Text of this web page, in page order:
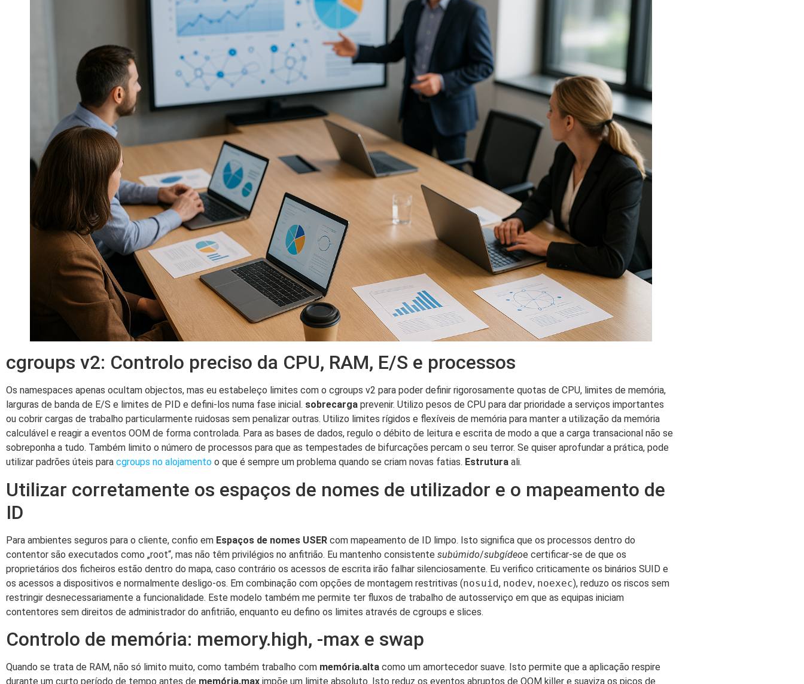
cgroups v2: Controlo preciso da CPU, RAM, E/S e processos
Os namespaces apenas ocultam objectos, mas eu estabeleço limites com o cgroups v2 para poder definir rigorosamente quotas de CPU, limites de memória,
larguras de banda de E/S e limites de PID e defini-los numa fase inicial. sobrecarga prevenir. Utilizo pesos de CPU para dar prioridade a serviços importantes
ou cobrir cargas de trabalho particularmente ruidosas sem penalizar outras. Utilizo limites rígidos e flexíveis de memória para manter a utilização da memória
calculável e reagir a eventos OOM de forma controlada. Para as bases de dados, regulo o débito de leitura e escrita de modo a que a carga transacional não se
sobreponha a tudo. Também limito o número de processos para que as tempestades de bifurcações percam o seu terror. Se quiser aprofundar a prática, pode
utilizar padrões úteis para cgroups no alojamento o que é sempre um problema quando se criam novas fatias. Estrutura ali.
Utilizar corretamente os espaços de nomes de utilizador e o mapeamento de
ID
Para ambientes seguros para o cliente, confio em Espaços de nomes USER com mapeamento de ID limpo. Isto significa que os processos dentro do
contentor são executados como „root“, mas não têm privilégios no anfitrião. Eu mantenho consistente subúmido/subgídeoe certificar-se de que os
proprietários dos ficheiros estão dentro do mapa, caso contrário os acessos de escrita irão falhar silenciosamente. Eu verifico criticamente os binários SUID e
os acessos a dispositivos e normalmente desligo-os. Em combinação com opções de montagem restritivas (nosuid, nodev, noexec), reduzo os riscos sem
restringir desnecessariamente a funcionalidade. Este modelo também me permite ter fluxos de trabalho de autosserviço em que as equipas iniciam
contentores sem direitos de administrador do anfitrião, enquanto eu defino os limites através de cgroups e slices.
Controlo de memória: memory.high, -max e swap
Quando se trata de RAM, não só limito muito, como também trabalho com memória.alta como um amortecedor suave. Isto permite que a aplicação respire
durante um curto período de tempo antes de memória.max impõe um limite absoluto. Isto reduz os eventos abruptos de OOM killer e suaviza os picos de